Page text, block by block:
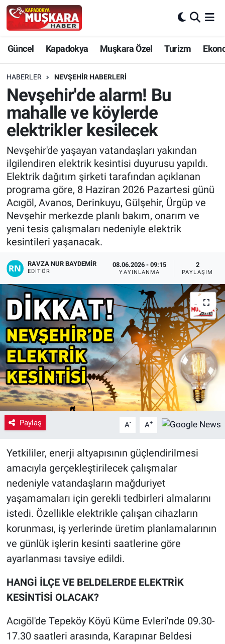
Güncel Kapadokya Muşkara Özel Turizm
HABERLER NEVŞEHIR HABERLERI
Nevşehir'de alarm! Bu
mahalle ve köylerde
elektrikler kesilecek
Nevşehir'de yaşayan vatandaşları yakından
ilgilendiren elektrik kesintisi duyurusu yapıldı.
Elektrik dağıtım şirketi tarafından açıklanan
programa göre, 8 Haziran 2026 Pazartesi günü
Acıgöl, Avanos, Derinkuyu, Gülşehir, Ürgüp ve
Nevşehir merkezde planlı bakım, onarım ve
yeni tesis çalışmaları nedeniyle elektrik
kesintileri yaşanacak.
RAVZA NUR BAYDEMIR
EDITÖR
08.06.2026 - 09:15
YAYINLANMA
2
PAYLAŞIM
Paylaş A- A+
Yetkililer, enerji altyapısının güçlendirilmesi
amacıyla gerçekleştirilecek çalışmalar
nedeniyle vatandaşların mağduriyet
yaşamamaları için gerekli tedbirleri almalarını
istedi. Özellikle elektrikle çalışan cihazların
korunması, iş yerlerinde üretim planlamalarının
ve günlük işlerin kesinti saatlerine göre
ayarlanması tavsiye edildi.
HANGİ İLÇE VE BELDELERDE ELEKTRİK
KESİNTİSİ OLACAK?
Acıgöl'de Tepeköy Köyü Küme Evleri'nde 09.30-
17.30 saatleri arasında, Karapınar Beldesi
Güncel
SEÇİM
Muşkara Özel
Kapadokya
Turizm
Kültür - Sanat
Yaşam
VEFATLAR
Nevşehir Hava Durumu
Nevşehir Trafik Yoğunluk Haritası
Süper Lig Puan Durumu ve Fikstür
Son Dakika Haberleri
Haber Arşivi